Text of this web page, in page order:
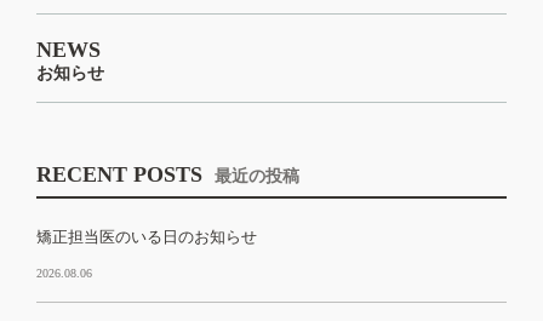
NEWS
お知らせ
RECENT POSTS 最近の投稿
矯正担当医のいる日のお知らせ
2026.08.06